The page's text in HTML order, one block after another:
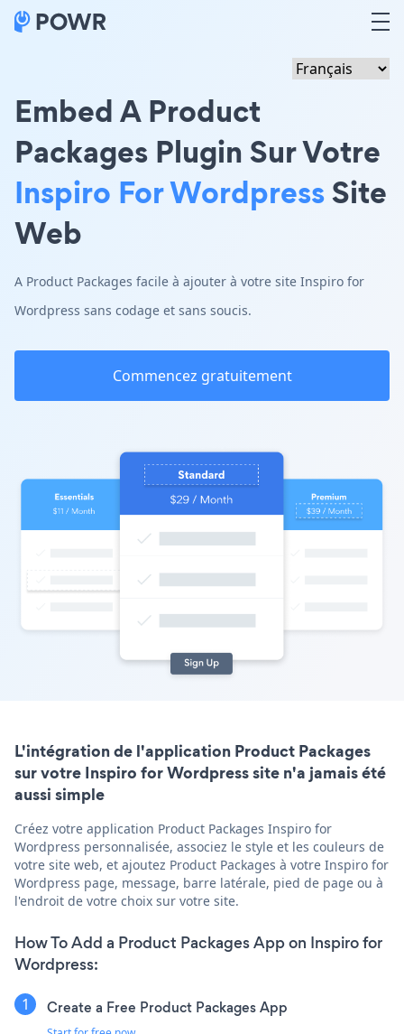
Embed A Product
Packages Plugin Sur Votre
Inspiro For WordpressSite
Web
A Product Packages facile à ajouter à votre site Inspiro for
Wordpress sans codage et sans soucis.
Commencez gratuitement
L'intégration de l'application Product Packages
sur votre Inspiro for Wordpress site n'a jamais été
aussi simple
Créez votre application Product Packages Inspiro for
Wordpress personnalisée, associez le style et les couleurs de
votre site web, et ajoutez Product Packages à votre Inspiro for
Wordpress page, message, barre latérale, pied de page ou à
l'endroit de votre choix sur votre site.
How To Add a Product Packages App on Inspiro for
Wordpress:
Create a Free Product Packages App